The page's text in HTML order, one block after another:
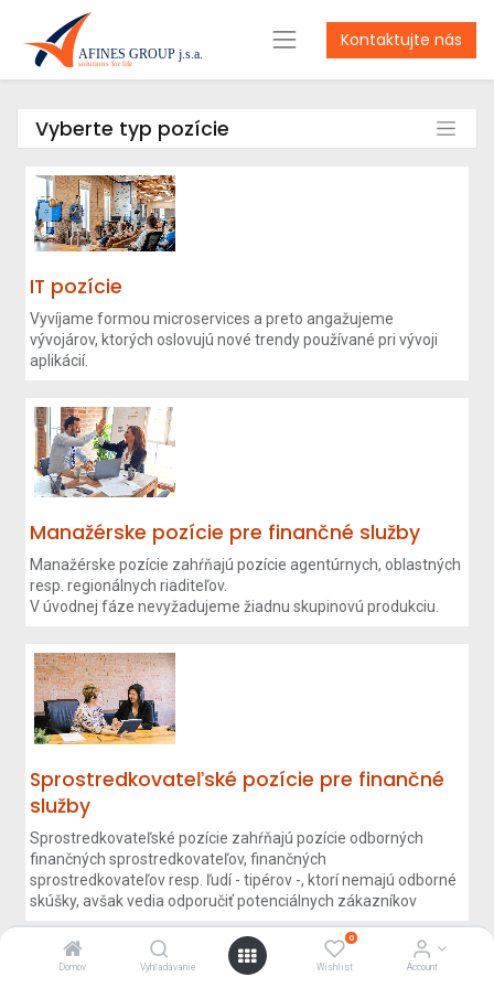
Domov Vyhľadávanie
0
Wishlist Account
Kontaktujte nás
Vyberte typ pozície
IT pozície
Vyvíjame formou microservices a preto angažujeme
vývojárov, ktorých oslovujú nové trendy používané pri vývoji
aplikácií.
Manažérske pozície pre finančné služby
Manažérske pozície zahŕňajú pozície agentúrnych, oblastných
resp. regionálnych riaditeľov.
V úvodnej fáze nevyžadujeme žiadnu skupinovú produkciu.
Sprostredkovateľské pozície pre finančné
služby
Sprostredkovateľské pozície zahŕňajú pozície odborných
finančných sprostredkovateľov, finančných
sprostredkovateľov resp. ľudí - tipérov -, ktorí nemajú odborné
skúšky, avšak vedia odporučiť potenciálnych zákazníkov